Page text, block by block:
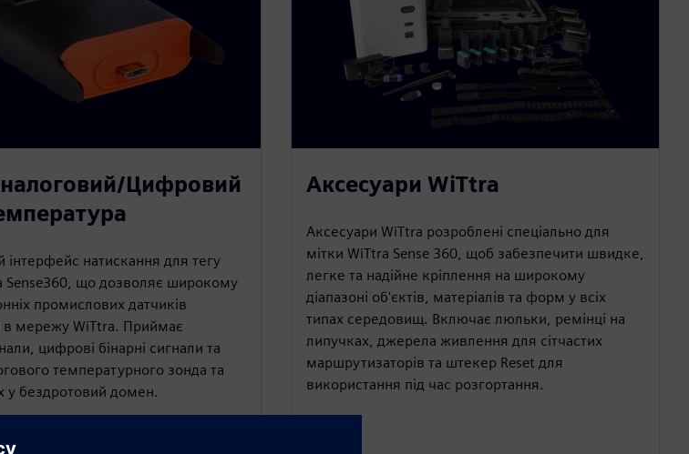
Цифровий
інтерфейс натискання для тегу
Sense360, що дозволяє широкому
промислових датчиків
в мережу WiTtra. Приймає
цифрові бінарні сигнали та
температурного зонда та
у бездротовий домен.
Аксесуари WiTtra
Аксесуари WiTtra розроблені спеціально для
мітки WiTtra Sense 360, щоб забезпечити швидке,
легке та надійне кріплення на широкому
діапазоні об'єктів, матеріалів та форм у всіх
типах середовищ. Включає люльки, ремінці на
липучках, джерела живлення для сітчастих
маршрутизаторів та штекер Reset для
використання під час розгортання.